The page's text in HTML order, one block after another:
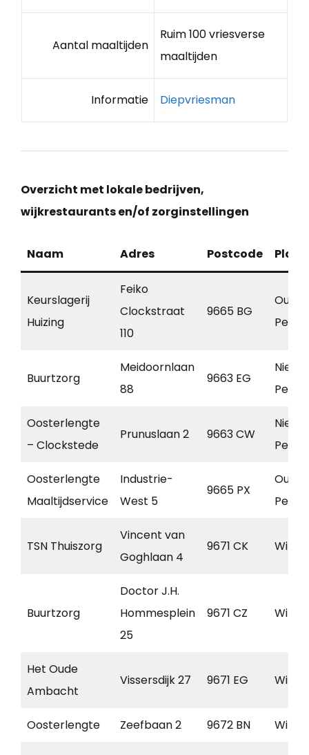
Aantal maaltijden
Ruim 100 vriesverse
maaltijden
Informatie Diepvriesman
Overzicht met lokale bedrijven,
wijkrestaurants en/of zorginstellingen
Naam Adres Postcode
Keurslagerij
Huizing
Feiko
Clockstraat
110
9665 BG
Oude
Buurtzorg
Meidoornlaan
88
9663 EG
Oosterlengte
– Clockstede
Prunuslaan 2 9663 CW
Oosterlengte
Maaltijdservice
Industrie-
West 5
9665 PX
Oude
TSN Thuiszorg
Vincent van
Goghlaan 4
9671 CK
Buurtzorg
Doctor J.H.
Hommesplein
25
9671 CZ
Het Oude
Ambacht
Vissersdijk 27 9671 EG
Oosterlengte Zeefbaan 2 9672 BN